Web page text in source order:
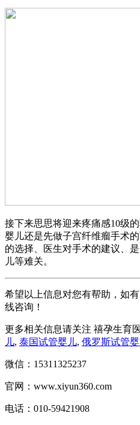
接下来思思将迎来疼痛感10级
婴儿还是先做子宫纤维瘤手术
的选择、医生对手术的建议、
儿等难关。
希望以上信息对您有帮助，如
线咨询！
更多相关信息请关注 禧孕生育
儿, 泰国试管婴儿, 俄罗斯试管
微信：15311325237
官网：www.xiyun360.com
电话：010-59421908